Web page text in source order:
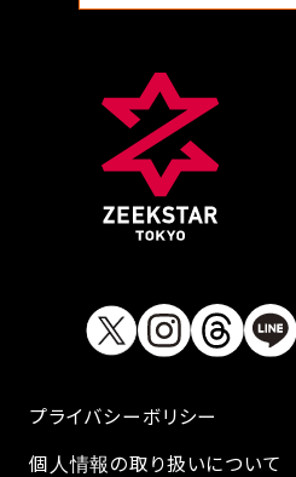
プライバシーボリシー
個人情報の取り扱いについて